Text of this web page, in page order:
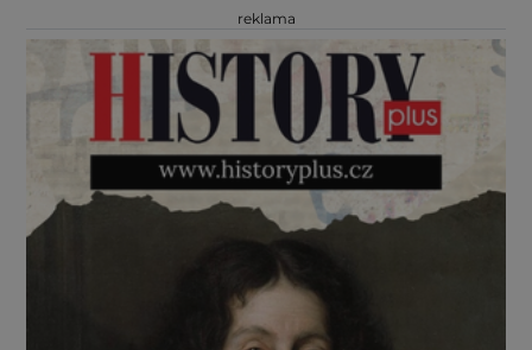
reklama